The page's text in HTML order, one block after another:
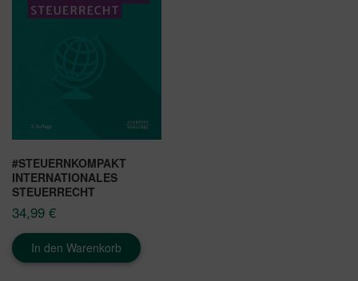
#STEUERNKOMPAKT
INTERNATIONALES
STEUERRECHT
34,99 €
In den Warenkorb